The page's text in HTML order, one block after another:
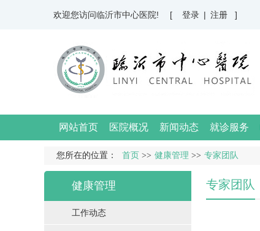
欢迎您访问临沂市中心医院! [ 登录 | 注册 ]
网站首页 医院概况 新闻动态 就诊服务
您所在的位置： 首页 >> 健康管理 >> 专家团队
健康管理
工作动态
专家团队